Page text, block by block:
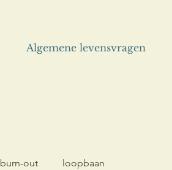
Algemene levensvragen
burn-out loopbaan